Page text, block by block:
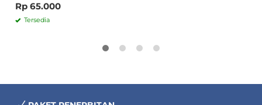
Rp 65.000
Tersedia